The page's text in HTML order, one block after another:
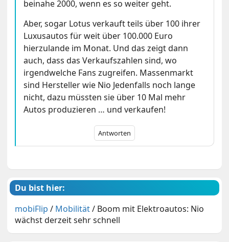
beinahe 2000, wenn es so weiter geht.
Aber, sogar Lotus verkauft teils über 100 ihrer
Luxusautos für weit über 100.000 Euro
hierzulande im Monat. Und das zeigt dann
auch, dass das Verkaufszahlen sind, wo
irgendwelche Fans zugreifen. Massenmarkt
sind Hersteller wie Nio Jedenfalls noch lange
nicht, dazu müssten sie über 10 Mal mehr
Autos produzieren … und verkaufen!
Antworten
Du bist hier:
mobiFlip / Mobilität/ Boom mit Elektroautos: Nio
wächst derzeit sehr schnell